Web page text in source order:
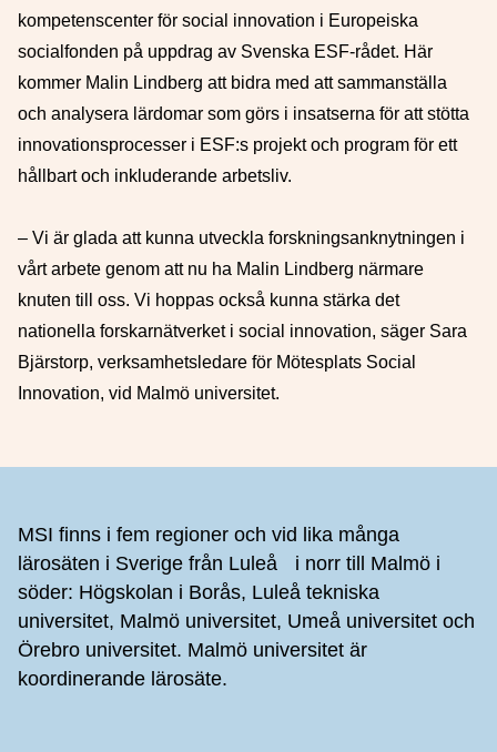
kompetenscenter för social innovation i Europeiska
socialfonden på uppdrag av Svenska ESF-rådet. Här
kommer Malin Lindberg att bidra med att sammanställa
och analysera lärdomar som görs i insatserna för att stötta
innovationsprocesser i ESF:s projekt och program för ett
hållbart och inkluderande arbetsliv.
– Vi är glada att kunna utveckla forskningsanknytningen i
vårt arbete genom att nu ha Malin Lindberg närmare
knuten till oss. Vi hoppas också kunna stärka det
nationella forskarnätverket i social innovation, säger Sara
Bjärstorp, verksamhetsledare för Mötesplats Social
Innovation, vid Malmö universitet.
MSI finns i fem regioner och vid lika många
lärosäten i Sverige från Luleå i norr till Malmö i
söder: Högskolan i Borås, Luleå tekniska
universitet, Malmö universitet, Umeå universitet och
Örebro universitet. Malmö universitet är
koordinerande lärosäte.